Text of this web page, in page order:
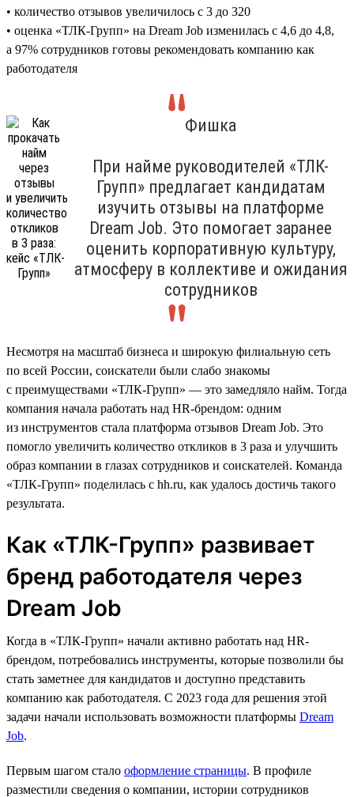
• количество отзывов увеличилось с 3 до 320
• оценка «ТЛК-Групп» на Dream Job изменилась с 4,6 до 4,8,
а 97% сотрудников готовы рекомендовать компанию как
работодателя
Фишка
При найме руководителей «ТЛК-
Групп» предлагает кандидатам
изучить отзывы на платформе
Dream Job. Это помогает заранее
оценить корпоративную культуру,
атмосферу в коллективе и ожидания
сотрудников
Несмотря на масштаб бизнеса и широкую филиальную сеть
по всей России, соискатели были слабо знакомы
с преимуществами «ТЛК-Групп» — это замедляло найм. Тогда
компания начала работать над HR-брендом: одним
из инструментов стала платформа отзывов Dream Job. Это
помогло увеличить количество откликов в 3 раза и улучшить
образ компании в глазах сотрудников и соискателей. Команда
«ТЛК-Групп» поделилась с hh.ru, как удалось достичь такого
результата.
Как «ТЛК-Групп» развивает
бренд работодателя через
Dream Job
Когда в «ТЛК-Групп» начали активно работать над HR-
брендом, потребовались инструменты, которые позволили бы
стать заметнее для кандидатов и доступно представить
компанию как работодателя. С 2023 года для решения этой
задачи начали использовать возможности платформы Dream
Job.
Первым шагом стало оформление страницы. В профиле
разместили сведения о компании, истории сотрудников